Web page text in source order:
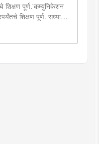
शिक्षण पूर्ण.'कम्युनिकेशन
शिक्षण पूर्ण. सध्या
म्हणून कार्यरत. लिखाण,
भाषाशैलीत विशेष